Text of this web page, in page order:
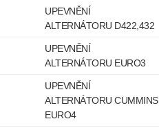
UPEVNĚNÍ
ALTERNÁTORU D422,432
UPEVNĚNÍ
ALTERNÁTORU EURO3
UPEVNĚNÍ
ALTERNÁTORU CUMMINS
EURO4